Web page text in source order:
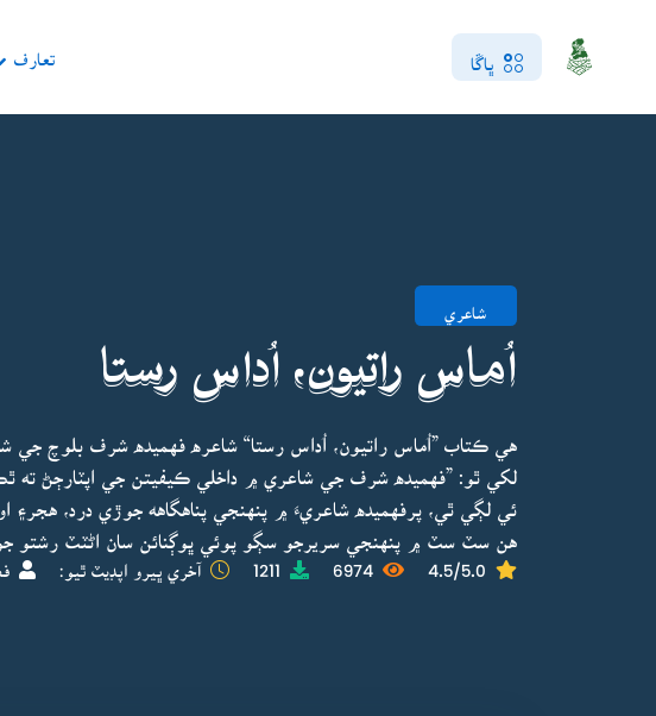
ڀاڱا تعارف
شاعري
اُماس راتيون، اُداس رستا
هي ڪتاب ”اُماس راتيون، اُداس رستا“ شاعره فهميده شرف بلوچ جي
لکي ٿو: ”فهميده شرف جي شاعري ۾ داخلي ڪيفيتن جي اپٽارڄڻ ته
ئي لڳي ٿي، پرفهميده شاعريءَ ۾ پنهنجي پناهگاهه جوڙي درد، هجر۽
هن سٽ سٽ ۾ پنهنجي سريرجو سڳو پوئي ڀوڳنائن سان اڻٽٽ رشتو
4.5/5.0
6974
1211 آخري ڀيرو اپڊيٽ ٿيو: